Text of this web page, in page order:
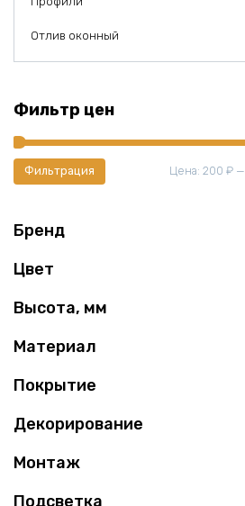
Отлив оконный
Фильтр цен
Фильтрация Цена: 200 ₽ —
Бренд
Цвет
Высота, мм
Материал
Покрытие
Декорирование
Монтаж
Подсветка